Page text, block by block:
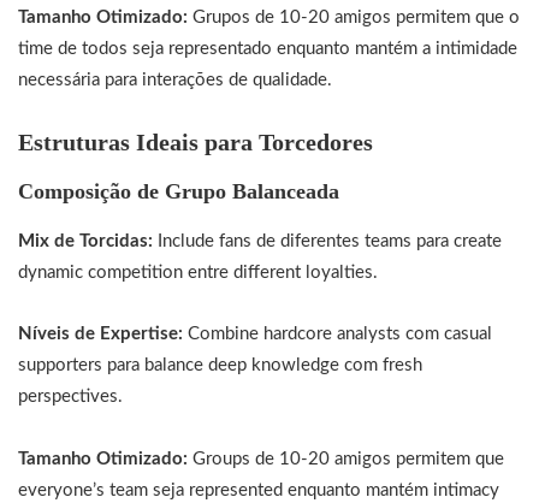
Tamanho Otimizado: Grupos de 10-20 amigos permitem que o
time de todos seja representado enquanto mantém a intimidade
necessária para interações de qualidade.
Estruturas Ideais para Torcedores
Composição de Grupo Balanceada
Mix de Torcidas: Include fans de diferentes teams para create
dynamic competition entre different loyalties.
Níveis de Expertise: Combine hardcore analysts com casual
supporters para balance deep knowledge com fresh
perspectives.
Tamanho Otimizado: Groups de 10-20 amigos permitem que
everyone’s team seja represented enquanto mantém intimacy